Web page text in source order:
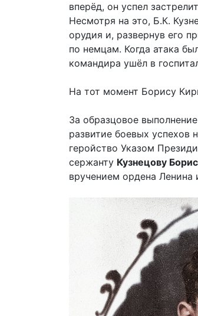
вперёд, он успел
Несмотря на это, Б.К.
орудия и, развернув его
по немцам. Когда атака
командира ушёл в
На тот момент Борису
За образцовое
развитие боевых успехов
геройство Указом
сержанту Кузнецову
вручением ордена Ленина